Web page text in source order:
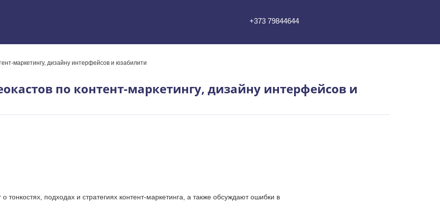
+373 79844644
маркетингу, дизайну интерфейсов и юзабилити
по контент-маркетингу, дизайну интерфейсов и
подходах и стратегиях контент-маркетинга, а также обсуждают ошибки в